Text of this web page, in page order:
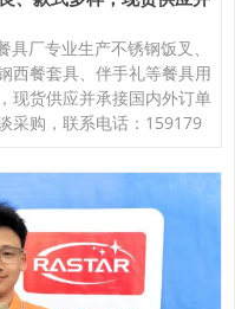
厂专业生产不锈钢饭叉、
西餐套具、伴手礼等餐具用
现货供应并承接国内外订单
采购，联系电话：159179